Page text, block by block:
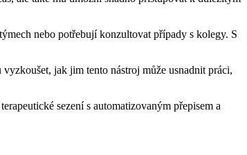
nebo potřebují konzultovat případy s kolegy. S
jak jim tento nástroj může usnadnit práci,
sezení s automatizovaným přepisem a